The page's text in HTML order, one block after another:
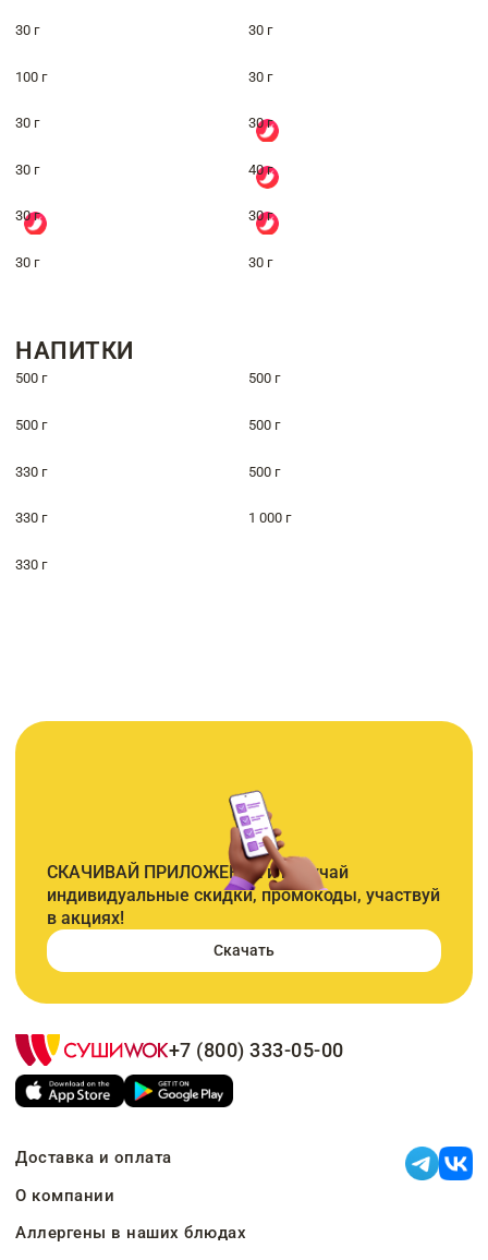
30 г 30 г
100 г 30 г
30 г 30 г
30 г 40 г
30 г 30 г
30 г 30 г
НАПИТКИ
500 г 500 г
500 г 500 г
330 г 500 г
330 г 1 000 г
330 г
СКАЧИВАЙ ПРИЛОЖЕНИЕ и получай
индивидуальные скидки, промокоды, участвуй
в акциях!
Скачать
+7 (800) 333-05-00
Доставка и оплата
О компании
Аллергены в наших блюдах